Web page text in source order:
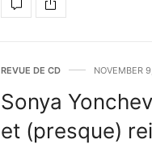
REVUE DE CD NOVEMBER
Sonya
et (presque)